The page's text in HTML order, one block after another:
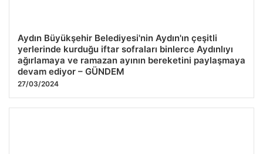
Aydın Büyükşehir Belediyesi'nin Aydın'ın çeşitli
yerlerinde kurduğu iftar sofraları binlerce Aydınlıyı
ağırlamaya ve ramazan ayının bereketini paylaşmaya
devam ediyor – GÜNDEM
27/03/2024